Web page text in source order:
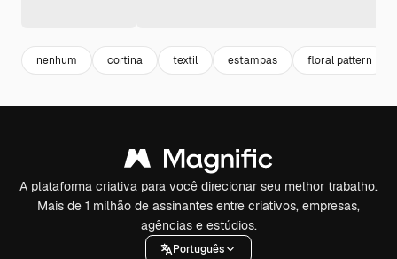
nenhum cortina textil estampas floral pattern
A plataforma criativa para você direcionar seu melhor trabalho.
Mais de 1 milhão de assinantes entre criativos, empresas,
agências e estúdios.
Português